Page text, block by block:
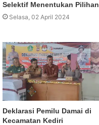
Selektif Menentukan Pilihan
Selasa, 02 April 2024
Deklarasi Pemilu Damai di
Kecamatan Kediri